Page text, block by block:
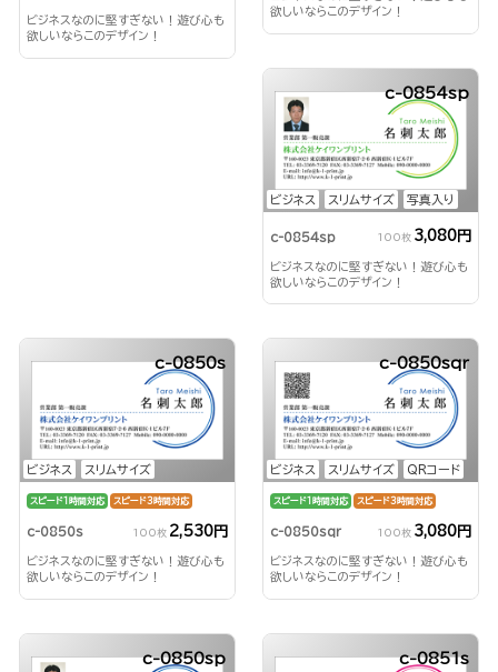
ビジネスなのに堅すぎない！遊び心も
欲しいならこのデザイン！
欲しいならこのデザイン！
ビジネス スリムサイズ 写真入り
c-0854sp
c-0854sp 100枚 3,080円
ビジネスなのに堅すぎない！遊び心も
欲しいならこのデザイン！
ビジネス スリムサイズ
c-0850s
スピード1時間対応 スピード3時間対応
c-0850s 100枚 2,530円
ビジネスなのに堅すぎない！遊び心も
欲しいならこのデザイン！
ビジネス スリムサイズ QRコード
c-0850sqr
スピード1時間対応 スピード3時間対応
c-0850sqr 100枚 3,080円
ビジネスなのに堅すぎない！遊び心も
欲しいならこのデザイン！
c-0850sp c-0851s